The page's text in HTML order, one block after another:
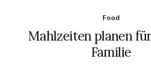
Food
Mahlzeiten planen
Familie